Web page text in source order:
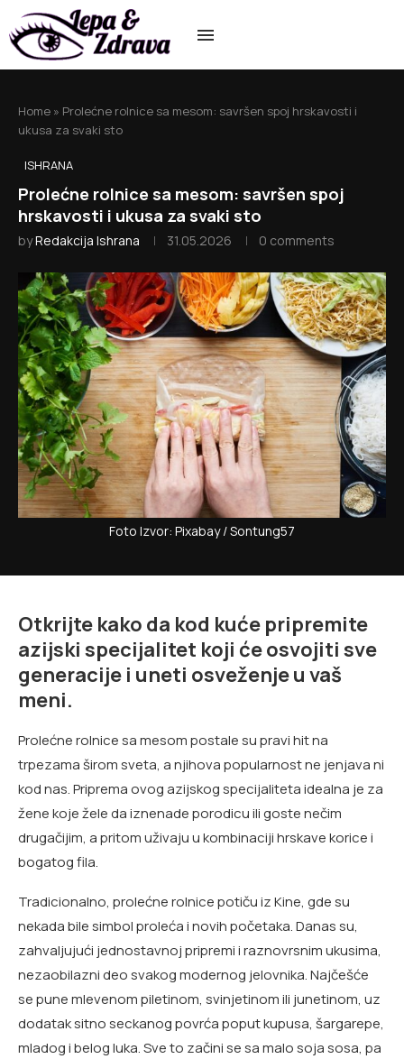
Home » Prolećne rolnice sa mesom: savršen spoj hrskavosti i
ukusa za svaki sto
ISHRANA
Prolećne rolnice sa mesom: savršen spoj
hrskavosti i ukusa za svaki sto
byRedakcija Ishrana 31.05.2026 0 comments
Foto Izvor: Pixabay / Sontung57
Otkrijte kako da kod kuće pripremite
azijski specijalitet koji će osvojiti sve
generacije i uneti osveženje u vaš
meni.
Prolećne rolnice sa mesom postale su pravi hit na
trpezama širom sveta, a njihova popularnost ne jenjava ni
kod nas. Priprema ovog azijskog specijaliteta idealna je za
žene koje žele da iznenade porodicu ili goste nečim
drugačijim, a pritom uživaju u kombinaciji hrskave korice i
bogatog fila.
Tradicionalno, prolećne rolnice potiču iz Kine, gde su
nekada bile simbol proleća i novih početaka. Danas su,
zahvaljujući jednostavnoj pripremi i raznovrsnim ukusima,
nezaobilazni deo svakog modernog jelovnika. Najčešće
se pune mlevenom piletinom, svinjetinom ili junetinom, uz
dodatak sitno seckanog povrća poput kupusa, šargarepe,
mladog i belog luka. Sve to začini se sa malo soja sosa, pa